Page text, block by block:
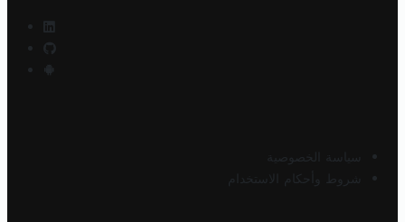
سياسة الخصوصية
شروط وأحكام الاستخدام